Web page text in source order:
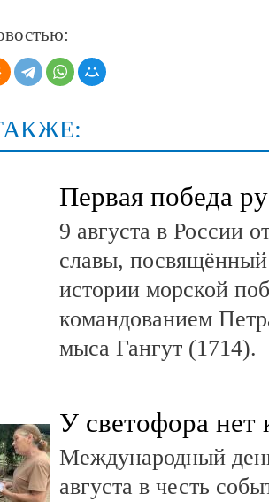
Первая победа
9 августа в России
славы, посвящённый
истории морской
командованием
мыса Гангут (1714).
У светофора нет
Международный
августа в честь